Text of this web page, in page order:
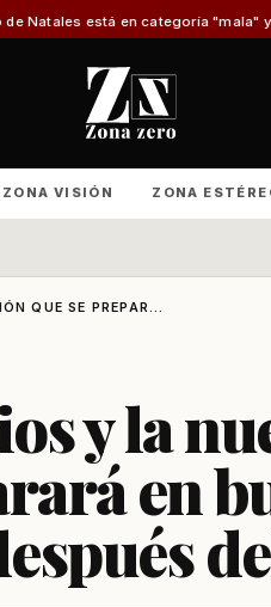
"mala" y no resiste más
ZONA VISIÓN ZONA
QUE SE PREPAR...
y la
en